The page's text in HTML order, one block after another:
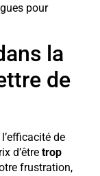
pour
la
de
de
d’être trop
frustration,